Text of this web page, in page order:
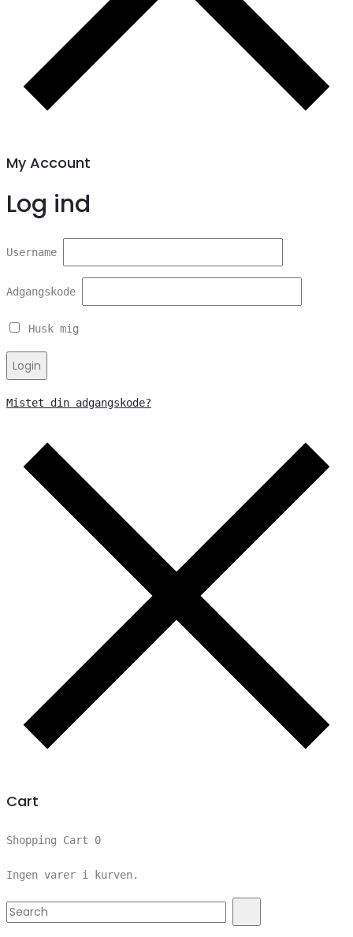
My Account
Log ind
Username
Adgangskode
Husk mig
Login
Mistet din adgangskode?
Cart
Shopping Cart 0
Ingen varer i kurven.
Search